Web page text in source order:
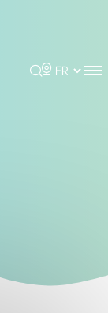
Rechercher
Choisir la